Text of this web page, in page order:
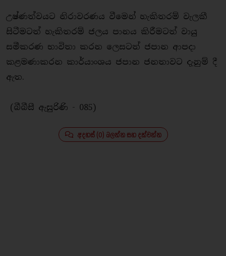
උෂ්ණත්වයට නිරාවරණය වීමෙන් හැකිතරම් වැලකී
සිටීමටත් හැකිතරම් ජලය පානය කිරීමටත් වායු
සමීකරණ භාවිතා කරන ලෙසටත් ජපාන ආපදා
කළමණාකරන කාර්යාංශය ජපාන ජනතාවට දැනුම් දී
ඇත.
(බීබීසී ඇසුරිණි - 085)
අදහස් (0) බලන්න සහ දක්වන්න